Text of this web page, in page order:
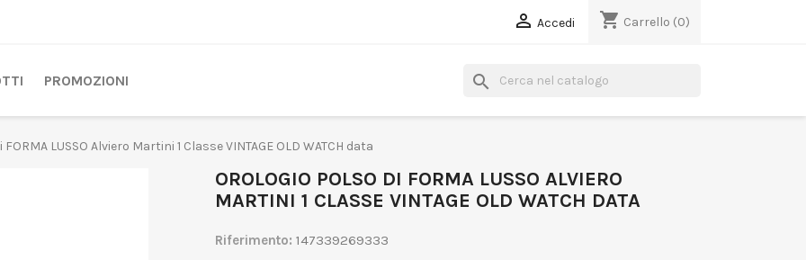
 Accedi shopping_cart Carrello (0)
PROMOZIONI search
FORMA LUSSO Alviero Martini 1 Classe VINTAGE OLD WATCH data
OROLOGIO POLSO DI FORMA LUSSO ALVIERO
MARTINI 1 CLASSE VINTAGE OLD WATCH DATA
Riferimento: 147339269333